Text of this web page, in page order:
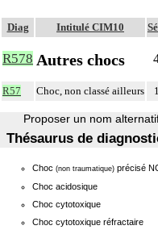
Diag Intitulé CIM10
R578 Autres chocs
R57 Choc, non classé ailleurs 1
Proposer un nom
Thésaurus de
Choc (non traumatique) précisé
Choc acidosique
Choc cytotoxique
Choc cytotoxique réfractaire